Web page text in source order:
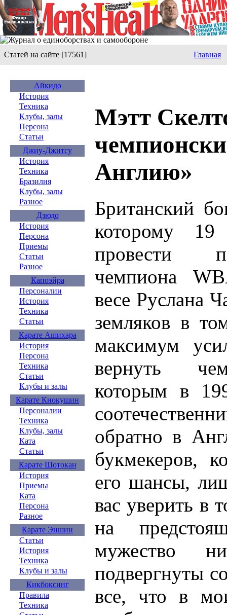
Статей на сайте [17561] Главная
Айкидо
История
Техника
Клубы, залы
Персона
Статьи
Джиу-Джитсу
История
Техника
Бразилия
Клубы, залы
Разное
Дзюдо
История
Персона
Приемы
Статьи
Разное
Капоэйра
Персоналии
История
Техника
Статьи
Карате Ашихара
История
Персона
Техника
Статьи
Клубы и залы
Карате Киокушин
Персоналии
Техника
Клубы, залы
Ката
Статьи
Карате Шотокан
История
Приемы
Ката
Персона
Разное
Карате Эншин
Статьи
История
Техника
Клубы и залы
Кикбоксинг
Правила
Техника
Мэтт
Англию»
Британский
которому 19
провести
чемпиона
весе Руслана
земляков в
максимум
вернуть
которым в
обратно в
букмекеров,
его шансы,
вас уверить в
на
мужество
подвергнуты
все, что в